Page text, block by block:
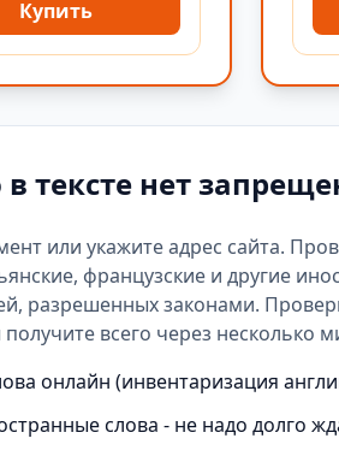
Купить
тексте нет
или укажите адрес сайта.
французские и другие
, разрешенных законами.
всего через несколько
онлайн (инвентаризация
слова - не надо долго